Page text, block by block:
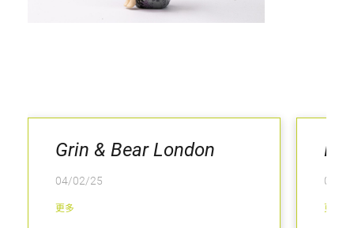
Grin & Bear London
04/02/25
更多
04/
更多